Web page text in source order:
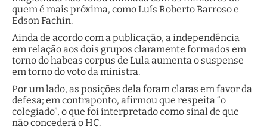
quem é mais próxima, como Luís Roberto Barroso e
Edson Fachin.
Ainda de acordo com a publicação, a independência
em relação aos dois grupos claramente formados em
torno do habeas corpus de Lula aumenta o suspense
em torno do voto da ministra.
Por um lado, as posições dela foram claras em favor da
defesa; em contraponto, afirmou que respeita “o
colegiado”, o que foi interpretado como sinal de que
não concederá o HC.